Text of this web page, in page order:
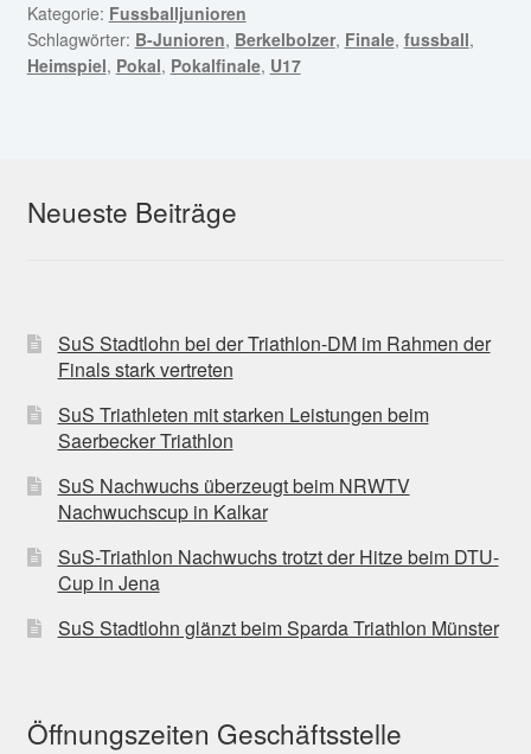
Kategorie: Fussballjunioren
Schlagwörter: B-Junioren, Berkelbolzer, Finale, fussball,
Heimspiel, Pokal, Pokalfinale, U17
Neueste Beiträge
SuS Stadtlohn bei der Triathlon-DM im Rahmen der
Finals stark vertreten
SuS Triathleten mit starken Leistungen beim
Saerbecker Triathlon
SuS Nachwuchs überzeugt beim NRWTV
Nachwuchscup in Kalkar
SuS-Triathlon Nachwuchs trotzt der Hitze beim DTU-
Cup in Jena
SuS Stadtlohn glänzt beim Sparda Triathlon Münster
Öffnungszeiten Geschäftsstelle